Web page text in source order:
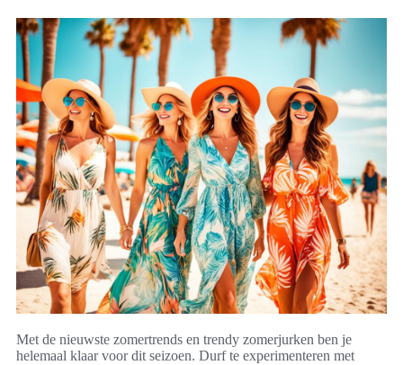
Met de nieuwste zomertrends en trendy zomerjurken ben je
helemaal klaar voor dit seizoen. Durf te experimenteren met